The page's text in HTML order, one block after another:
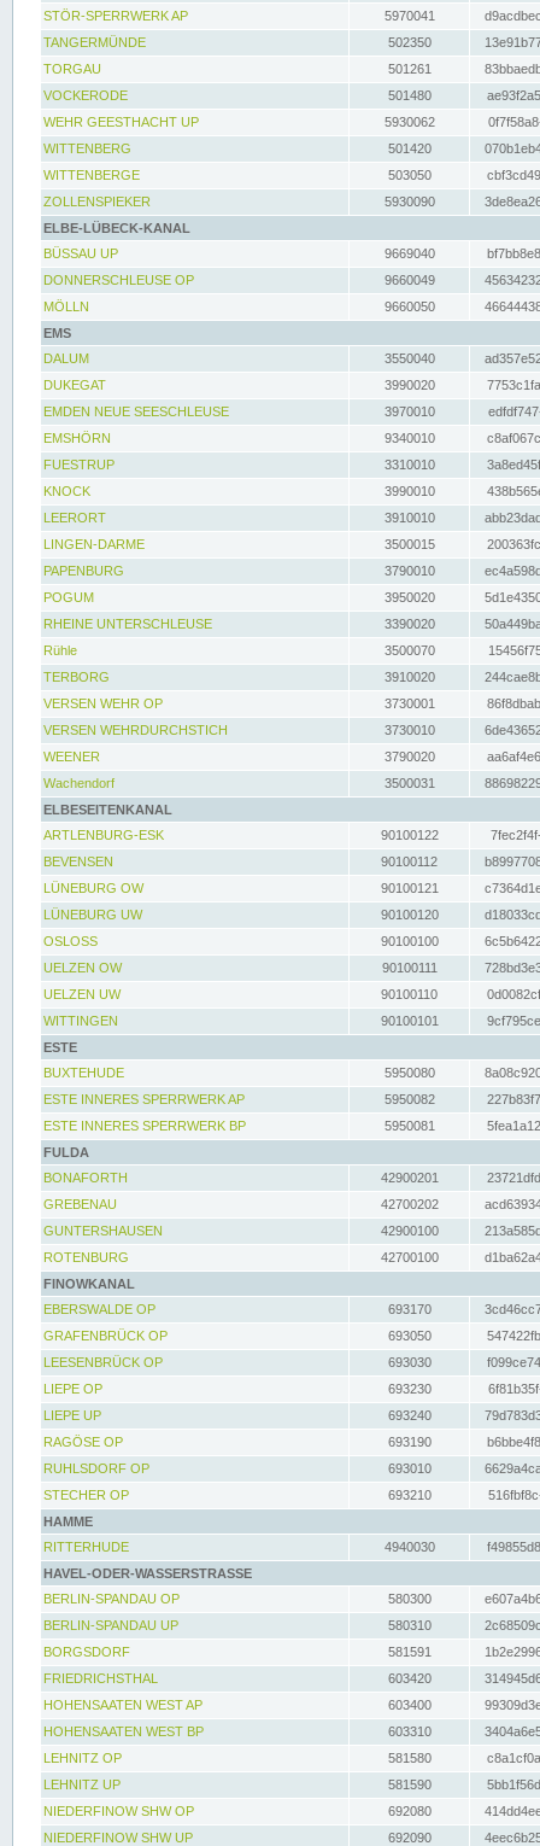
STÖR-SPERRWERK AP 5970041
TANGERMÜNDE
502350
TORGAU
501261
VOCKERODE
501480
WEHR GEESTHACHT UP
5930062
WITTENBERG
501420
WITTENBERGE
503050
ZOLLENSPIEKER
5930090
ELBE-LÜBECK-KANAL
BÜSSAU UP
9669040
DONNERSCHLEUSE OP
9660049
MÖLLN
9660050
EMS
DALUM
3550040
DUKEGAT
3990020
EMDEN NEUE SEESCHLEUSE
3970010
EMSHÖRN
9340010
FUESTRUP
3310010
KNOCK
3990010
LEERORT
3910010
LINGEN-DARME
3500015
PAPENBURG
3790010
POGUM
3950020
RHEINE UNTERSCHLEUSE
3390020
Rühle
3500070
TERBORG
3910020
VERSEN WEHR OP
3730001
VERSEN WEHRDURCHSTICH
3730010
WEENER
3790020
Wachendorf
3500031
ELBESEITENKANAL
ARTLENBURG-ESK
90100122
BEVENSEN
90100112
LÜNEBURG OW
90100121
LÜNEBURG UW
90100120
OSLOSS
90100100
UELZEN OW
90100111
UELZEN UW
90100110
WITTINGEN
90100101
ESTE
BUXTEHUDE
5950080
ESTE INNERES SPERRWERK AP
5950082
ESTE INNERES SPERRWERK BP
5950081
FULDA
BONAFORTH
42900201
GREBENAU
42700202
GUNTERSHAUSEN
42900100
ROTENBURG
42700100
FINOWKANAL
EBERSWALDE OP
693170
GRAFENBRÜCK OP
693050
LEESENBRÜCK OP
693030
LIEPE OP
693230
LIEPE UP
693240
RAGÖSE OP
693190
RUHLSDORF OP
693010
STECHER OP
693210
HAMME
RITTERHUDE
4940030
HAVEL-ODER-WASSERSTRASSE
BERLIN-SPANDAU OP
580300
BERLIN-SPANDAU UP
580310
BORGSDORF
581591
FRIEDRICHSTHAL
603420
HOHENSAATEN WEST AP
603400
HOHENSAATEN WEST BP
603310
LEHNITZ OP
581580
LEHNITZ UP
581590
NIEDERFINOW SHW OP
692080
NIEDERFINOW SHW UP
692090